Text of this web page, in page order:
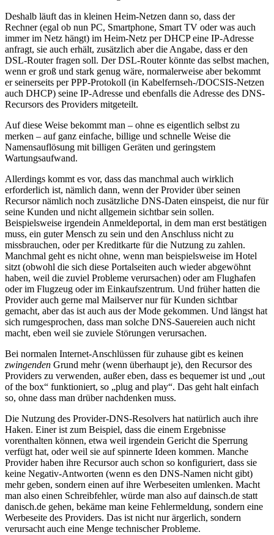
Deshalb läuft das in kleinen Heim-Netzen dann so, dass der
Rechner (egal ob nun PC, Smartphone, Smart TV oder was auch
immer im Netz hängt) im Heim-Netz per DHCP eine IP-Adresse
anfragt, sie auch erhält, zusätzlich aber die Angabe, dass er den
DSL-Router fragen soll. Der DSL-Router könnte das selbst machen,
wenn er groß und stark genug wäre, normalerweise aber bekommt
er seinerseits per PPP-Protokoll (in Kabelfernseh-/DOCSIS-Netzen
auch DHCP) seine IP-Adresse und ebenfalls die Adresse des DNS-
Recursors des Providers mitgeteilt.
Auf diese Weise bekommt man – ohne es eigentlich selbst zu
merken – auf ganz einfache, billige und schnelle Weise die
Namensauflösung mit billigen Geräten und geringstem
Wartungsaufwand.
Allerdings kommt es vor, dass das manchmal auch wirklich
erforderlich ist, nämlich dann, wenn der Provider über seinen
Recursor nämlich noch zusätzliche DNS-Daten einspeist, die nur für
seine Kunden und nicht allgemein sichtbar sein sollen.
Beispielsweise irgendein Anmeldeportal, in dem man erst bestätigen
muss, ein guter Mensch zu sein und den Anschluss nicht zu
missbrauchen, oder per Kreditkarte für die Nutzung zu zahlen.
Manchmal geht es nicht ohne, wenn man beispielsweise im Hotel
sitzt (obwohl die sich diese Portalseiten auch wieder abgewöhnt
haben, weil die zuviel Probleme verursachen) oder am Flughafen
oder im Flugzeug oder im Einkaufszentrum. Und früher hatten die
Provider auch gerne mal Mailserver nur für Kunden sichtbar
gemacht, aber das ist auch aus der Mode gekommen. Und längst hat
sich rumgesprochen, dass man solche DNS-Sauereien auch nicht
macht, eben weil sie zuviele Störungen verursachen.
Bei normalen Internet-Anschlüssen für zuhause gibt es keinen
zwingenden Grund mehr (wenn überhaupt je), den Recursor des
Providers zu verwenden, außer eben, dass es bequemer ist und „out
of the box“ funktioniert, so „plug and play“. Das geht halt einfach
so, ohne dass man drüber nachdenken muss.
Die Nutzung des Provider-DNS-Resolvers hat natürlich auch ihre
Haken. Einer ist zum Beispiel, dass die einem Ergebnisse
vorenthalten können, etwa weil irgendein Gericht die Sperrung
verfügt hat, oder weil sie auf spinnerte Ideen kommen. Manche
Provider haben ihre Recursor auch schon so konfiguriert, dass sie
keine Negativ-Antworten (wenn es den DNS-Namen nicht gibt)
mehr geben, sondern einen auf ihre Werbeseiten umlenken. Macht
man also einen Schreibfehler, würde man also auf dainsch.de statt
danisch.de gehen, bekäme man keine Fehlermeldung, sondern eine
Werbeseite des Providers. Das ist nicht nur ärgerlich, sondern
verursacht auch eine Menge technischer Probleme.